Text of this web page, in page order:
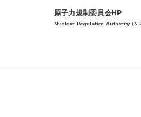
原子力規制委員会HP
Nuclear Regulation Authority